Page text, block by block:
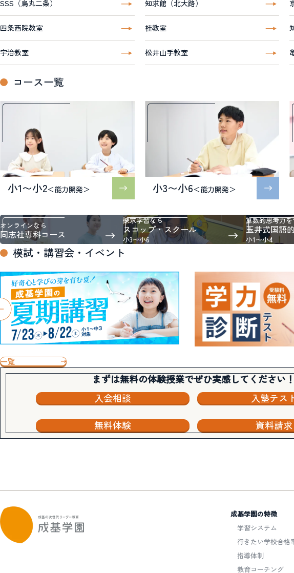
SSS（烏丸二条） 知求館（北大路）
四条西院教室 桂教室
宇治教室 松井山手教室
コース一覧
小1〜小2＜能力開発＞ 小3〜小6＜能力開発＞
オンラインなら
同志社専科コース
探求学習なら
スコップ・スクール
小3〜小6
算数的思考力を
玉井式国語
小1〜小4
模試・講習会・イベント
一覧
まずは無料の体験授業でぜひ実感してください！
入会相談
入塾テス
無料体験 資料請求
成基学園の特徴
学習システム
行きたい学校合格
指導体制
教育コーチング